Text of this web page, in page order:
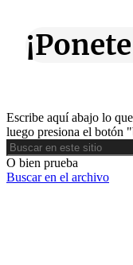
Escribe aquí abajo lo
luego presiona el botón
Buscar
O bien prueba
Buscar en el archivo